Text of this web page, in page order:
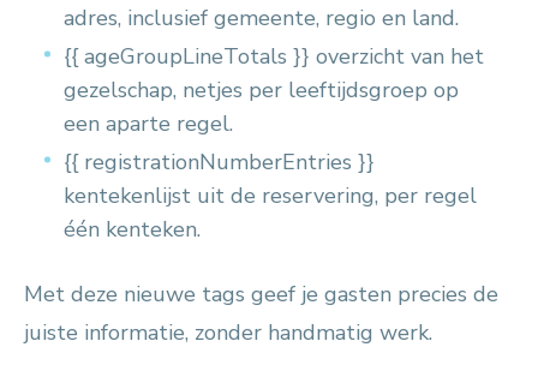
adres, inclusief gemeente, regio en land.
{{ ageGroupLineTotals }} overzicht van het
gezelschap, netjes per leeftijdsgroep op
een aparte regel.
{{ registrationNumberEntries }}
kentekenlijst uit de reservering, per regel
één kenteken.
Met deze nieuwe tags geef je gasten precies de
juiste informatie, zonder handmatig werk.